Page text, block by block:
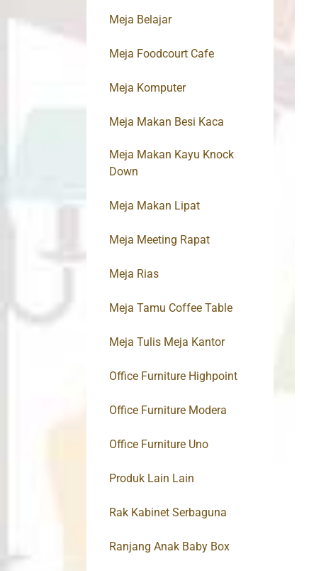
Meja Belajar
Meja Foodcourt Cafe
Meja Komputer
Meja Makan Besi Kaca
Meja Makan Kayu Knock
Down
Meja Makan Lipat
Meja Meeting Rapat
Meja Rias
Meja Tamu Coffee Table
Meja Tulis Meja Kantor
Office Furniture Highpoint
Office Furniture Modera
Office Furniture Uno
Produk Lain Lain
Rak Kabinet Serbaguna
Ranjang Anak Baby Box